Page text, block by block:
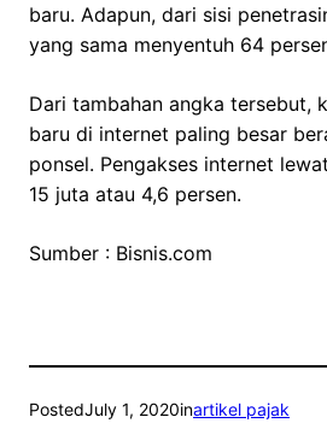
baru. Adapun, dari sisi
yang sama menyentuh 64
Dari tambahan angka tersebut,
baru di internet paling besar
ponsel. Pengakses internet
15 juta atau 4,6 persen.
Sumber : Bisnis.com
PostedJuly 1, 2020inartikel pajak